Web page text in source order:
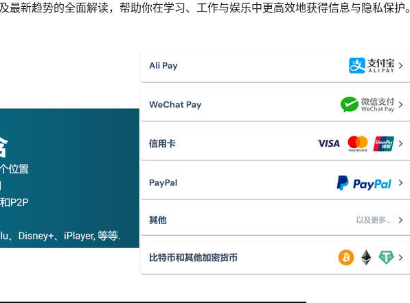
最新趋势的全面解读，帮助你在学习、工作与娱乐中更高效地获得信息与隐私保护。